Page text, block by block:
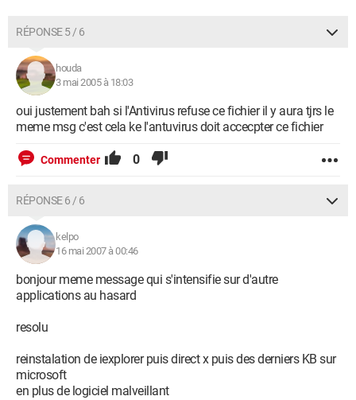
RÉPONSE 5 / 6
houda
3 mai 2005 à 18:03
oui justement bah si l'Antivirus refuse ce fichier il y aura tjrs le
meme msg c'est cela ke l'antuvirus doit accecpter ce fichier
Commenter 0
RÉPONSE 6 / 6
kelpo
16 mai 2007 à 00:46
bonjour meme message qui s'intensifie sur d'autre
applications au hasard
resolu
reinstalation de iexplorer puis direct x puis des derniers KB sur
microsoft
en plus de logiciel malveillant